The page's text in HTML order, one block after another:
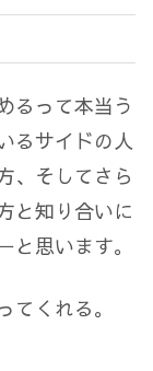
るって本当う
るサイドの人
、そしてさら
と知り合いに
思います。
くれる。